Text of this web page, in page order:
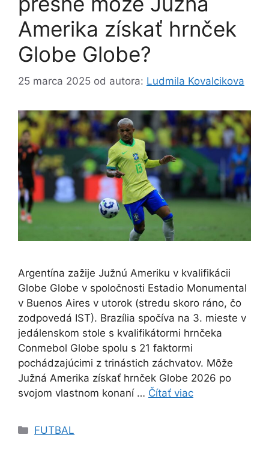
Amerika získať hrnček
Globe Globe?
25 marca 2025 od autora: Ludmila Kovalcikova
Argentína zažije Južnú Ameriku v kvalifikácii
Globe Globe v spoločnosti Estadio Monumental
v Buenos Aires v utorok (stredu skoro ráno, čo
zodpovedá IST). Brazília spočíva na 3. mieste v
jedálenskom stole s kvalifikátormi hrnčeka
Conmebol Globe spolu s 21 faktormi
pochádzajúcimi z trinástich záchvatov. Môže
Južná Amerika získať hrnček Globe 2026 po
svojom vlastnom konaní … Čítať viac
Kategórie
FUTBAL